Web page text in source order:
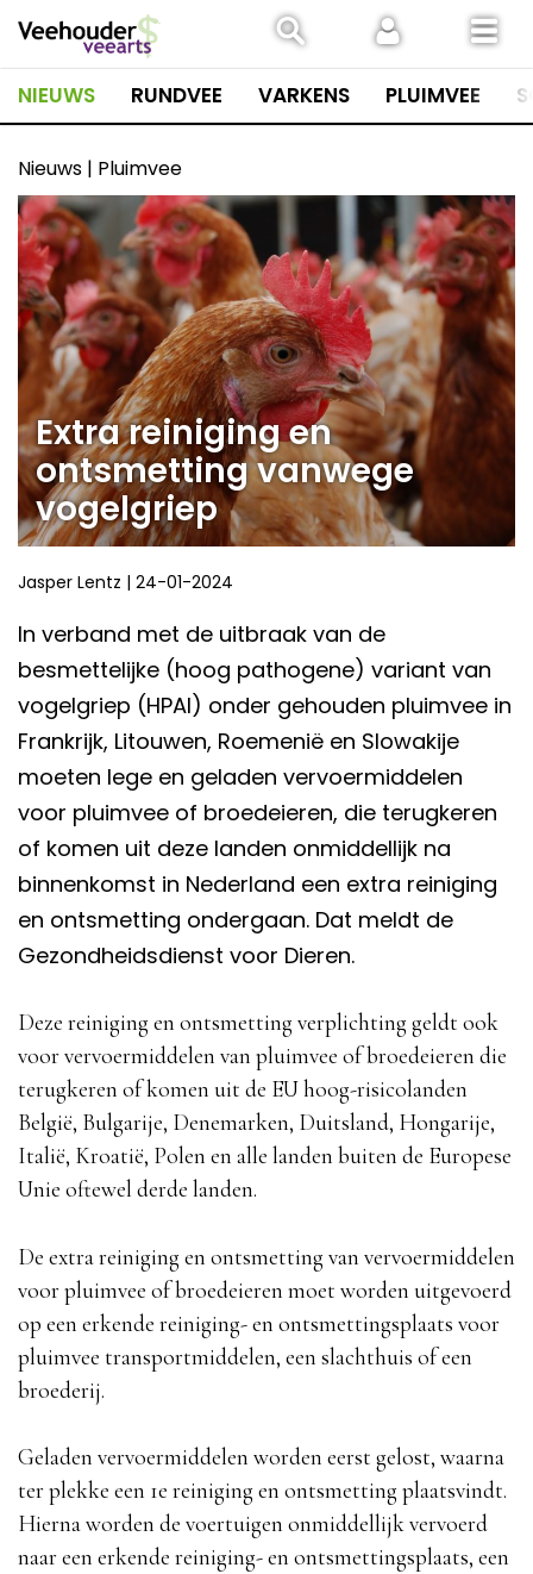
naar
inhoud
NIEUWS RUNDVEE VARKENS PLUIMVEE
Nieuws | Pluimvee
Extra reiniging en
ontsmetting vanwege
vogelgriep
Jasper Lentz | 24-01-2024
In verband met de uitbraak van de
besmettelijke (hoog pathogene) variant van
vogelgriep (HPAI) onder gehouden pluimvee in
Frankrijk, Litouwen, Roemenië en Slowakije
moeten lege en geladen vervoermiddelen
voor pluimvee of broedeieren, die terugkeren
of komen uit deze landen onmiddellijk na
binnenkomst in Nederland een extra reiniging
en ontsmetting ondergaan. Dat meldt de
Gezondheidsdienst voor Dieren.
Deze reiniging en ontsmetting verplichting geldt ook
voor vervoermiddelen van pluimvee of broedeieren die
terugkeren of komen uit de EU hoog-risicolanden
België, Bulgarije, Denemarken, Duitsland, Hongarije,
Italië, Kroatië, Polen en alle landen buiten de Europese
Unie oftewel derde landen.
De extra reiniging en ontsmetting van vervoermiddelen
voor pluimvee of broedeieren moet worden uitgevoerd
op een erkende reiniging- en ontsmettingsplaats voor
pluimvee transportmiddelen, een slachthuis of een
broederij.
Geladen vervoermiddelen worden eerst gelost, waarna
ter plekke een 1e reiniging en ontsmetting plaatsvindt.
Hierna worden de voertuigen onmiddellijk vervoerd
naar een erkende reiniging- en ontsmettingsplaats, een